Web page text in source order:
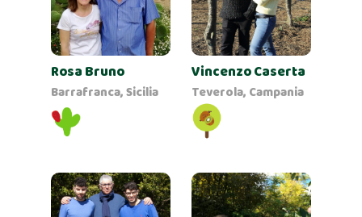
Rosa Bruno
Barrafranca, Sicilia
Vincenzo Caserta
Teverola, Campania